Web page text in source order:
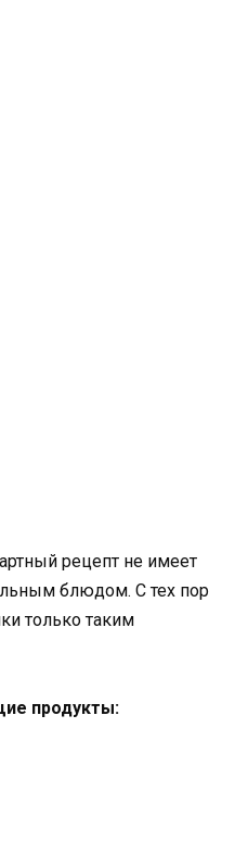
рецепт не имеет
блюдом. С тех пор
только таким
продукты: